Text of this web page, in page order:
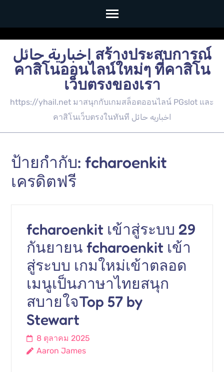
content
اخبارية حائل สร้างประสบการณ์
คาสิโนออนไลน์ใหม่ๆ ที่คาสิโน
เว็บตรงของเรา
https://yhail.net มาสนุกกับเกมสล็อตออนไลน์ PGslot และ
คาสิโนเว็บตรงในทันที اخباريه حائل
ป้ายกำกับ: fcharoenkit
เครดิตฟรี
fcharoenkit เข้าสู่ระบบ 29
กันยายน fcharoenkit เข้า
สู่ระบบ เกมใหม่เข้าตลอด
เมนูเป็นภาษาไทยสนุก
สบายใจTop 57 by
Stewart
8 ตุลาคม 2025
Aaron James